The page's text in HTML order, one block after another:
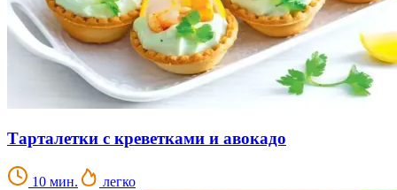
Тарталетки с креветками и авокадо
10 мин. легко